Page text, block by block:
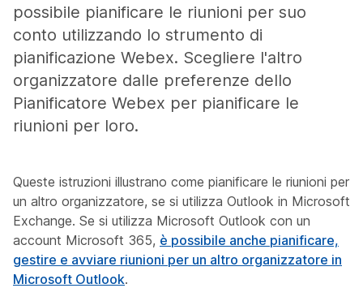
possibile pianificare le riunioni per suo
conto utilizzando lo strumento di
pianificazione Webex. Scegliere l'altro
organizzatore dalle preferenze dello
Pianificatore Webex per pianificare le
riunioni per loro.
Queste istruzioni illustrano come pianificare le riunioni per
un altro organizzatore, se si utilizza Outlook in Microsoft
Exchange. Se si utilizza Microsoft Outlook con un
account Microsoft 365, è possibile anche pianificare,
gestire e avviare riunioni per un altro organizzatore in
Microsoft Outlook.